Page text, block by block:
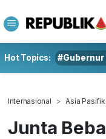
Hot Topics: #Gubernur
Internasional Asia Pasifik
Junta